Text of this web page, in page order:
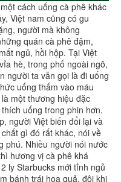
cách uống cà phê khác
Việt nam cũng có gu
người mà không
quán cà phê đậm,
ngủ, hồi hộp. Tại Việt
hè, trong phố ngoài ngõ,
người ta vẫn gọi là đi uống
uống thấm vào máu
một thương hiệu đặc
uống trong phin hơn.
người Việt biến đổi lại và
gì đó rất khác, nói về
phú. Nhiều người nói nước
hương vị cà phê khá
ly Starbucks mới tỉnh ngủ
bánh trái hoa quả, đôi khi